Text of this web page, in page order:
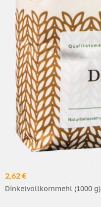
2,62 €
Dinkelvollkornmehl (1000 g)